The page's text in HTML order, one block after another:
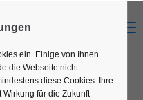
ein. Einige von Ihnen
die Webseite nicht
diese Cookies. Ihre
für die Zukunft